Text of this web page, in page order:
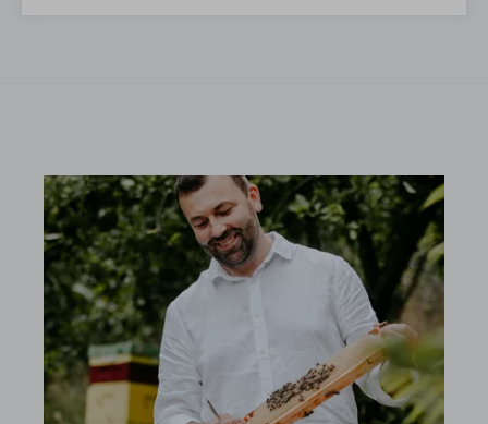
Propolis dla dzieci – jak
stosować, kiedy, na co
pomaga?
Czy propolis dla dziecka jest bezpieczny, kiedy warto
go stosować i jakie daje realne korzyści?
CZYTAJ WIĘCEJ